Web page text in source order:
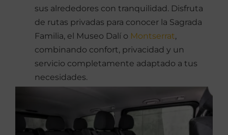
sus alrededores con tranquilidad. Disfruta
de rutas privadas para conocer la Sagrada
Familia, el Museo Dalí o Montserrat,
combinando confort, privacidad y un
servicio completamente adaptado a tus
necesidades.